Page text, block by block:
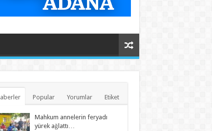
Popular Yorumlar Etiket
Mahkum annelerin feryadı
yürek ağlattı…